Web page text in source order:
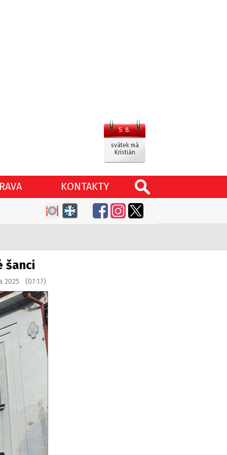
5. 8.
svátek má
Kristián
KONTAKTY
šanci
2025 (07:17)